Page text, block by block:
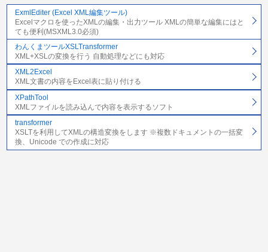
ExmlEditer (Excel XML編集ツール)
Excelマクロを使ったXMLの編集・出力ツール XMLの簡単な編集にはと
ても便利(MSXML3.0必須)
わんくまツールXSLTransformer
XML+XSLの変換を行う 自動処理などにも対応
XML2Excel
XML文書の内容をExcel表に貼り付ける
XPathTool
XMLファイルを読み込んで内容を表示するソフト
transformer
XSLTを利用してXMLの構造変換をします ※複数ドキュメントの一括変
換、Unicode での作成に対応